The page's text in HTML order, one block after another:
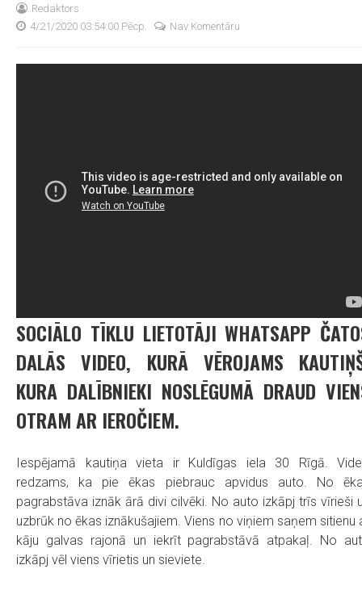
Redaktors
4/21/2020 03:54:00 Pēcp.
Nav Komentāru
SOCIĀLO TĪKLU LIETOTĀJI WHATSAPP
DALĀS VIDEO, KURĀ VĒROJAMS
KURA DALĪBNIEKI NOSLĒGUMĀ DRAUD
OTRAM AR IEROČIEM.
Iespējamā kautiņa vieta ir Kuldīgas iela 30 Rīgā.
redzams, ka pie ēkas piebrauc apvidus auto. No
pagrabstāva iznāk ārā divi cilvēki. No auto izkāpj trīs vīrieši
uzbrūk no ēkas iznākušajiem. Viens no viņiem saņem sitienu
kāju galvas rajonā un iekrīt pagrabstāvā atpakaļ. No
izkāpj vēl viens vīrietis un sieviete.